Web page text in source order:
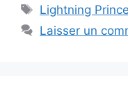
Étiquettes
Lightning
Laisser un